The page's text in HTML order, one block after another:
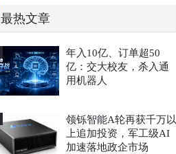
最热文章
年入10亿、订单超50
亿：交大校友，杀入通
用机器人
领铄智能A轮再获千万以
上追加投资，军工级AI
加速落地政企市场